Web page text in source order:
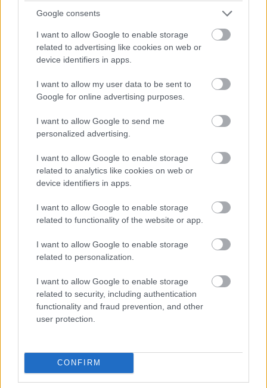
Google consents
I want to allow Google to enable storage
related to advertising like cookies on web or
device identifiers in apps.
I want to allow my user data to be sent to
Google for online advertising purposes.
I want to allow Google to send me
personalized advertising.
I want to allow Google to enable storage
related to analytics like cookies on web or
device identifiers in apps.
I want to allow Google to enable storage
related to functionality of the website or app.
I want to allow Google to enable storage
related to personalization.
I want to allow Google to enable storage
related to security, including authentication
functionality and fraud prevention, and other
user protection.
CONFIRM
műveleteket vett figyelembe, mint például a profilok
létrehozása vagy üzenetek posztolása a Facebookon, a
TikTokon, a Snapchaten és a hasonszőrű platformokon.
Ezek alapján pedig Magyarországon az emberek 81%-a
számítunk, mivel nálunk csak a dánok (91%) és a
ciprusiak (83%) kattantak rá nagyobb arányban az online
közösségi szolgáltatásokra az EU-ban. Ha a régiós
bontást nézzük, az élen a hat dán régió végzett 89 és
Budapest (86%), Közép-Magyarország (85%) és külön
Pest (84%) szerepel a sorban.
Érdemes még megemlíteni Norvégiát, ami az Európai
Uniónak ugyan nem tagja, de egyébként jóval az 59%-on
mutat, amit figyelembe véve a magyarok csak a
negyedikek lennének a toplistán.